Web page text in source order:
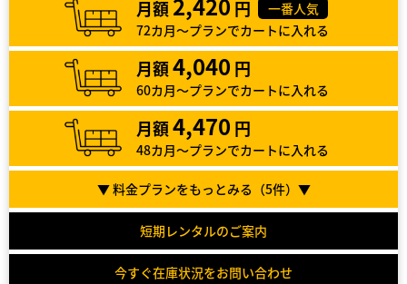
月額 円
一番人気
72カ月～プランでカートに入れる
月額4,040 円
60カ月～プランでカートに入れる
月額4,470 円
48カ月～プランでカートに入れる
▼ 料金プランをもっとみる（5件）▼
短期レンタルのご案内
今すぐ在庫状況をお問い合わせ